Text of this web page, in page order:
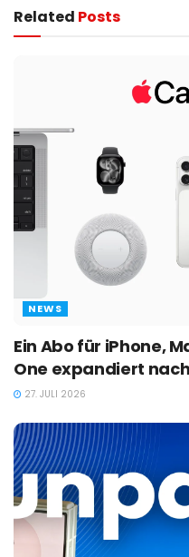
Related Posts
NEWS
Ein Abo für iPhone,
One expandiert
27. JULI 2026